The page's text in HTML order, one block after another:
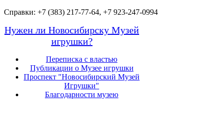
Справки: +7 (383) 217-77-64, +7 923-247-0994
Нужен ли Новосибирску Музей
игрушки?
Переписка с властью
Публикации о Музее игрушки
Проспект "Новосибирский Музей
Игрушки"
Благодарности музею